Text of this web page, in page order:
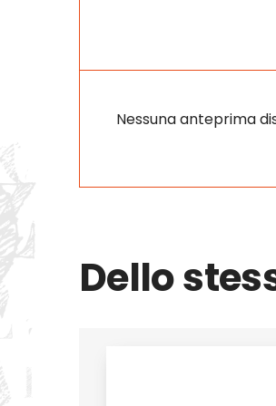
Nessuna anteprima
Dello